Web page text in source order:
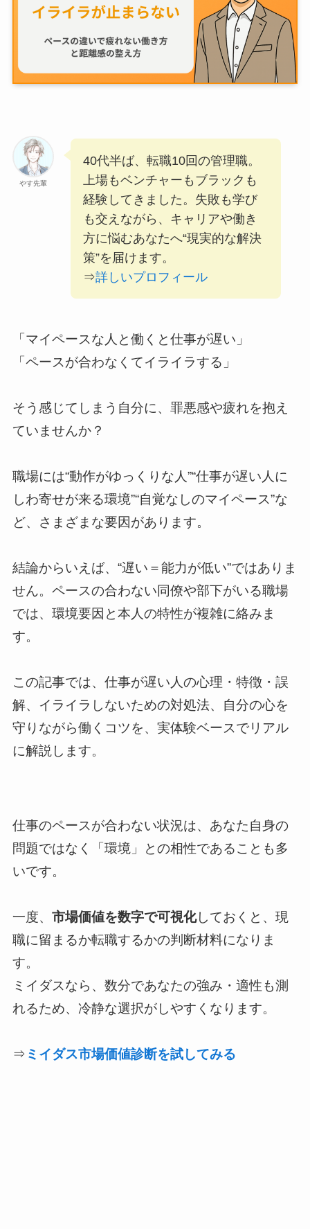
やす先輩
40代半ば、転職10回の管理職。
上場もベンチャーもブラックも
経験してきました。失敗も学び
も交えながら、キャリアや働き
方に悩むあなたへ“現実的な解決
策”を届けます。
⇒詳しいプロフィール
「マイペースな人と働くと仕事が遅い」
「ペースが合わなくてイライラする」
そう感じてしまう自分に、罪悪感や疲れを抱え
ていませんか？
職場には“動作がゆっくりな人”“仕事が遅い人に
しわ寄せが来る環境”“自覚なしのマイペース”な
ど、さまざまな要因があります。
結論からいえば、“遅い＝能力が低い”ではありま
せん。ペースの合わない同僚や部下がいる職場
では、環境要因と本人の特性が複雑に絡みま
す。
この記事では、仕事が遅い人の心理・特徴・誤
解、イライラしないための対処法、自分の心を
守りながら働くコツを、実体験ベースでリアル
に解説します。
仕事のペースが合わない状況は、あなた自身の
問題ではなく「環境」との相性であることも多
いです。
一度、 市場価値を数字で可視化しておくと、現
職に留まるか転職するかの判断材料になりま
す。
ミイダスなら、数分であなたの強み・適性も測
れるため、冷静な選択がしやすくなります。
⇒ ミイダス市場価値診断を試してみる